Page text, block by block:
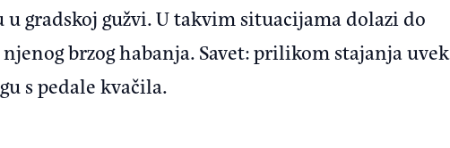
gradskoj gužvi. U takvim situacijama dolazi do
brzog habanja. Savet: prilikom stajanja uvek
s pedale kvačila.